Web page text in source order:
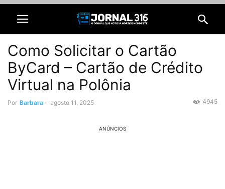
Como Solicitar o Cartão
ByCard – Cartão de Crédito
Virtual na Polônia
Por Barbara - agosto 11, 2025 4945
ANÚNCIOS